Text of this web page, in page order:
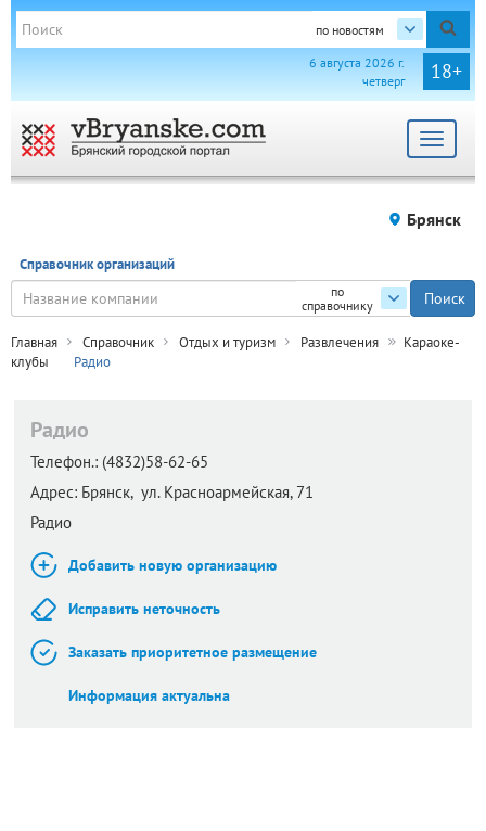
по новостям
18+
6 августа 2026 г.
четверг
Toggle
Брянск
Справочник организаций
по
справочнику
Главная Справочник Отдых и туризм Развлечения
Караоке-
клубы
Радио
Радио
Телефон.: (4832)58-62-65
Адрес: Брянск, ул. Красноармейская, 71
Радио
Добавить новую организацию
Исправить неточность
Заказать приоритетное размещение
Информация актуальна